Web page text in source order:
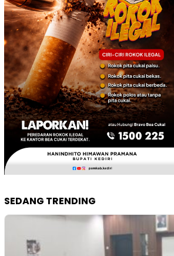
SEDANG TRENDING